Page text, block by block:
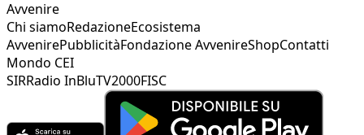
Avvenire
Chi siamoRedazioneEcosistema
AvvenirePubblicitàFondazione AvvenireShopContatti
Mondo CEI
SIRRadio InBluTV2000FISC